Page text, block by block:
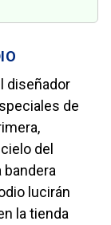
diseñador
de
del
lucirán
la tienda